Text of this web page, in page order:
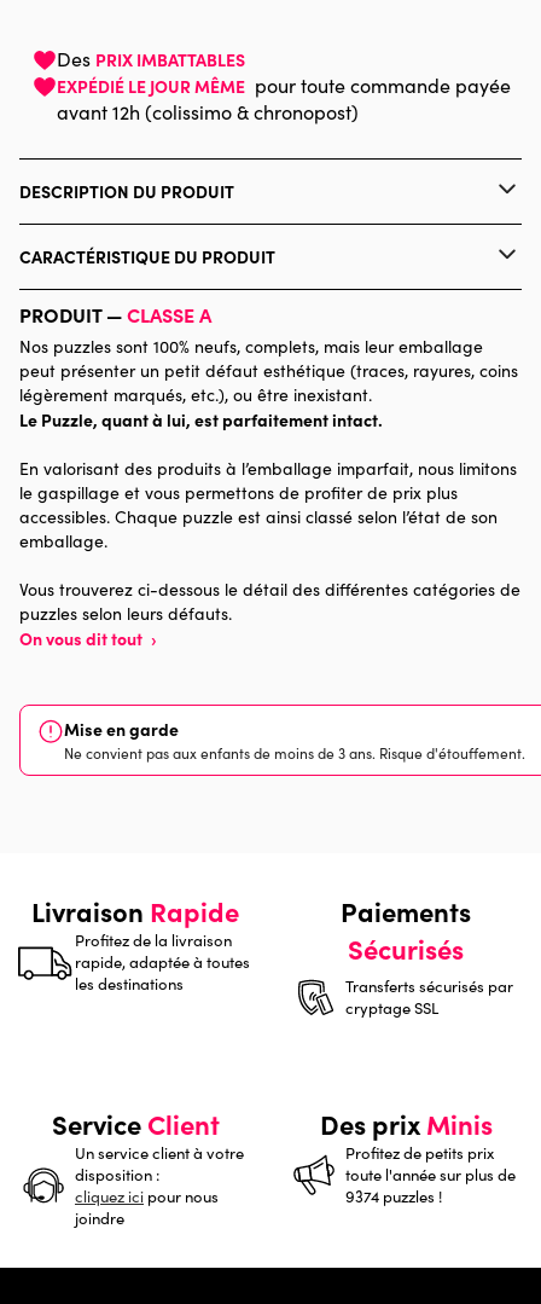
Des PRIX IMBATTABLES
EXPÉDIÉ LE JOUR MÊME pour toute commande payée
avant 12h (colissimo & chronopost)
DESCRIPTION DU PRODUIT
Lack Studio
CARACTÉRISTIQUE DU PRODUIT
Catégorie
Puzzles - Voitures, Motos et
Camions
48.000 pièces)
Provenance Made in France
Nombre de pièces 500 pièces
Dimensions
PRODUIT —CLASSE A
Nos puzzles sont 100% neufs, complets, mais leur emballage
peut présenter un petit défaut esthétique (traces, rayures, coins
légèrement marqués, etc.), ou être inexistant.
Le Puzzle, quant à lui, est parfaitement intact.
En valorisant des produits à l’emballage imparfait, nous limitons
le gaspillage et vous permettons de profiter de prix plus
accessibles. Chaque puzzle est ainsi classé selon l’état de son
emballage.
Vous trouverez ci-dessous le détail des différentes catégories de
puzzles selon leurs défauts.
On vous dit tout ›
Mise en garde
Ne convient pas aux enfants de moins de 3 ans. Risque d'étouffement.
Livraison Rapide
Profitez de la livraison
rapide, adaptée à toutes
les destinations
Paiements
Sécurisés
Transferts sécurisés par
cryptage SSL
ServiceClient
Un service client à votre
disposition :
cliquez ici pour nous
joindre
Des prixMinis
Profitez de petits prix
toute l'année sur plus de
9374 puzzles !